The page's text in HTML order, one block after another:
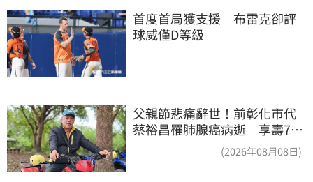
首度首局獲支援　布雷克卻評
球威僅D等級
父親節悲痛辭世！前彰化市代
蔡裕昌罹肺腺癌病逝 享壽71
(2026年08月08日)